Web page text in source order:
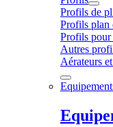
Profils de
Profils plan
Profils pour
Autres
Aérateurs